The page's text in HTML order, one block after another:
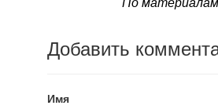
По
Добавить
Имя